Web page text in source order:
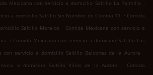
Mexicana con servicio a domicilio Saltillo La Palmilla .
a domicilio Saltillo Sin Nombre de Colonia 11
. Comida
Saltillo Morelos . Comida Mexicana con servicio a
. Comida Mexicana con servicio a domicilio Saltillo Las
con servicio a domicilio Saltillo Balcones de la Aurora
.
a domicilio Saltillo Villas de la Aurora
. Comida